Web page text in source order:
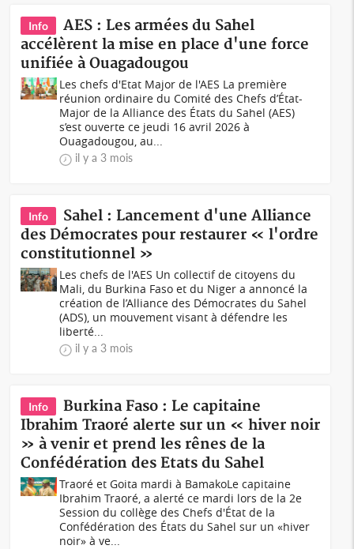
Info
AES : Les armées du Sahel
accélèrent la mise en place d'une force
unifiée à Ouagadougou
Les chefs d'Etat Major de l'AES La première
réunion ordinaire du Comité des Chefs d’État-
Major de la Alliance des États du Sahel (AES)
s’est ouverte ce jeudi 16 avril 2026 à
Ouagadougou, au...
il y a 3 mois
Info
Sahel : Lancement d'une Alliance
des Démocrates pour restaurer « l'ordre
constitutionnel »
Les chefs de l'AES Un collectif de citoyens du
Mali, du Burkina Faso et du Niger a annoncé la
création de l’Alliance des Démocrates du Sahel
(ADS), un mouvement visant à défendre les
liberté...
il y a 3 mois
Info
Burkina Faso : Le capitaine
Ibrahim Traoré alerte sur un « hiver noir
» à venir et prend les rênes de la
Confédération des Etats du Sahel
Traoré et Goita mardi à BamakoLe capitaine
Ibrahim Traoré, a alerté ce mardi lors de la 2e
Session du collège des Chefs d'État de la
Confédération des États du Sahel sur un «hiver
noir» à ve...